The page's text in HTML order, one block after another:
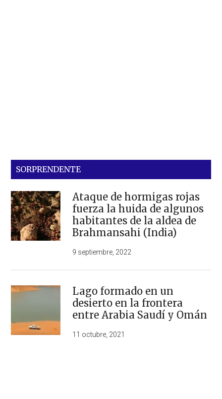
SORPRENDENTE
Ataque de hormigas rojas
fuerza la huida de algunos
habitantes de la aldea de
Brahmansahi (India)
9 septiembre, 2022
Lago formado en un
desierto en la frontera
entre Arabia Saudí y Omán
11 octubre, 2021